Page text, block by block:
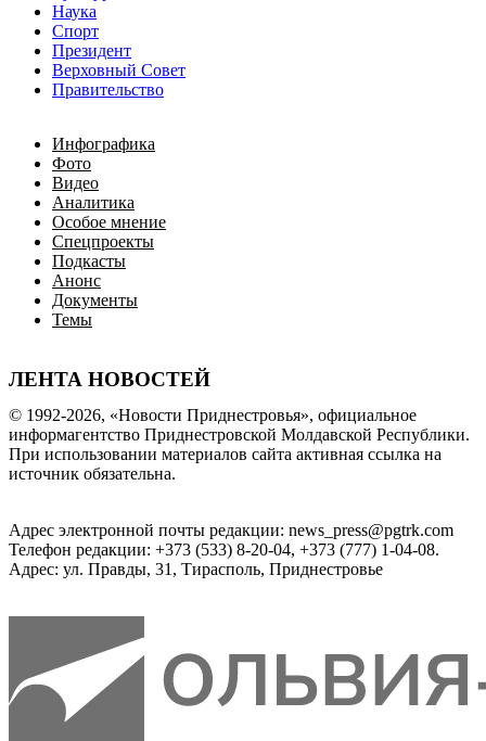
Наука
Спорт
Президент
Верховный Совет
Правительство
Инфографика
Фото
Видео
Аналитика
Особое мнение
Спецпроекты
Подкасты
Анонс
Документы
Темы
ЛЕНТА НОВОСТЕЙ
© 1992-2026, «Новости Приднестровья», официальное
информагентство Приднестровской Молдавской Республики.
При использовании материалов сайта активная ссылка на
источник обязательна.
Адрес электронной почты редакции: news_press@pgtrk.com
Телефон редакции: +373 (533) 8-20-04, +373 (777) 1-04-08.
Адрес: ул. Правды, 31, Тирасполь, Приднестровье